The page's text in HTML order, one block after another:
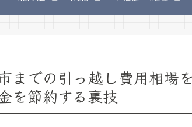
までの引っ越し費用相場
を節約する裏技